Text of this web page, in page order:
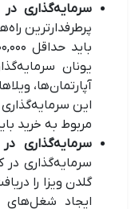
سرمایه‌گذاری
پرطرفدارترین
یونان
آپارتمان‌ها،
این
مربوط به خرید
سرمایه‌گذاری
سرمایه‌گذاری
گلدن ویزا را
ایجاد